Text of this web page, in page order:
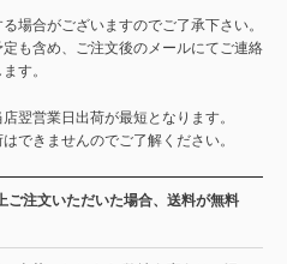
場合がございますのでご了承下さい。
も含め、ご注文後のメールにてご連絡
す。
翌営業日出荷が最短となります。
できませんのでご了解ください。
ご注文いただいた場合、送料が無料